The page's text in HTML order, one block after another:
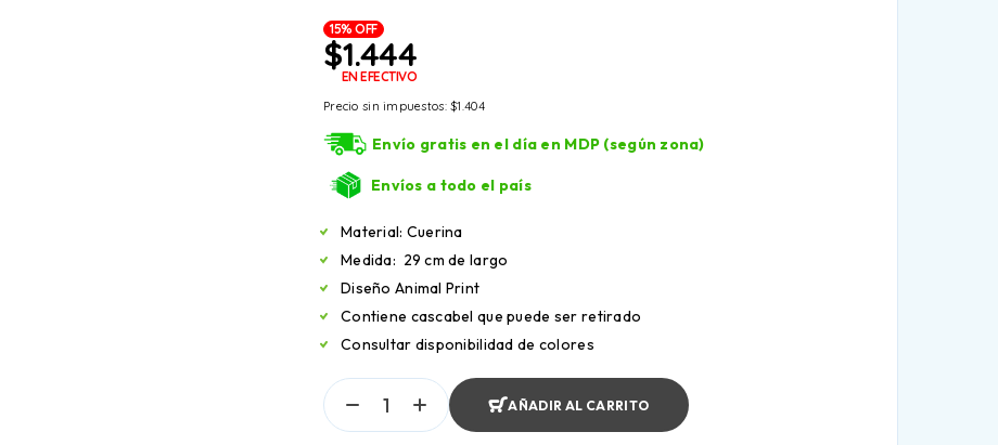
15% OFF
$1.444
EN EFECTIVO
Precio sin impuestos:$1.404
Envío gratis en el día en MDP (según zona)
Envíos a todo el país
Material: Cuerina
Medida: 29 cm de largo
Diseño Animal Print
Contiene cascabel que puede ser retirado
Consultar disponibilidad de colores
AÑADIR AL CARRITO